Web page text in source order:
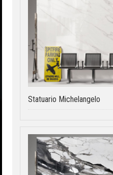
Statuario Michelangelo